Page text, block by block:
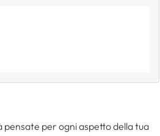
per ogni aspetto della tua